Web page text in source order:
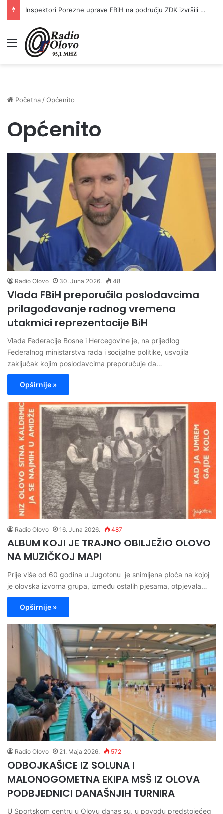
Inspektori Porezne uprave FBiH na području ZDK izvršili 24 inspekcijska nadzora
Meni
Početna /Općenito
Općenito
Radio Olovo 30. Juna 2026. 48
Vlada FBiH preporučila poslodavcima
prilagođavanje radnog vremena
utakmici reprezentacije BiH
Vlada Federacije Bosne i Hercegovine je, na prijedlog
Federalnog ministarstva rada i socijalne politike, usvojila
zaključak kojim poslodavcima preporučuje da…
Opširnije »
Radio Olovo 16. Juna 2026. 487
ALBUM KOJI JE TRAJNO OBILJEŽIO OLOVO
NA MUZIČKOJ MAPI
Prije više od 60 godina u Jugotonu je snimljena ploča na kojoj
je olovska izvorna grupa, između ostalih pjesama, otpjevala…
Opširnije »
Radio Olovo 21. Maja 2026. 572
ODBOJKAŠICE IZ SOLUNA I
MALONOGOMETNA EKIPA MSŠ IZ OLOVA
PODBJEDNICI DANAŠNJIH TURNIRA
U Sportskom centru u Olovu danas su, u povodu predstojećeg